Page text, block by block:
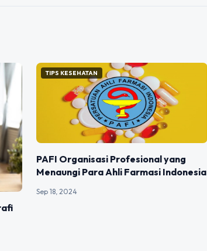
TIPS KESEHATAN
PAFI Organisasi Profesional yang
Menaungi Para Ahli Farmasi Indonesia
Sep 18, 2024